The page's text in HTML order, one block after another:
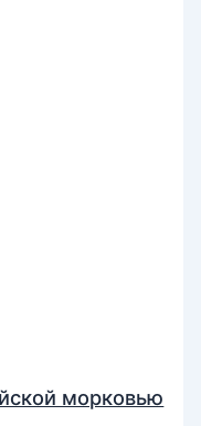
морковью